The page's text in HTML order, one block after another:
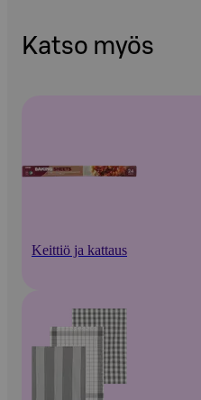
Katso myös
Keittiö ja kattaus